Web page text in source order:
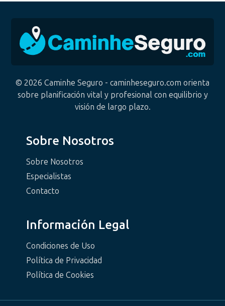
© 2026 Caminhe Seguro - caminheseguro.com orienta
sobre planificación vital y profesional con equilibrio y
visión de largo plazo.
Sobre Nosotros
Sobre Nosotros
Especialistas
Contacto
Información Legal
Condiciones de Uso
Política de Privacidad
Política de Cookies